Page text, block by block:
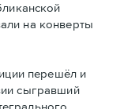
на конверты
перешёл и
сыгравший